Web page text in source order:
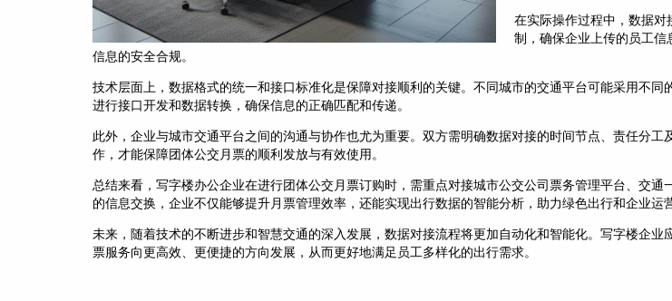
在实际操作过程中，数据
制，确保企业上传的员工信
信息的安全合规。
技术层面上，数据格式的统一和接口标准化是保障对接顺利的关键。不同城市的交通平台可能采用不
进行接口开发和数据转换，确保信息的正确匹配和传递。
此外，企业与城市交通平台之间的沟通与协作也尤为重要。双方需明确数据对接的时间节点、责任分
作，才能保障团体公交月票的顺利发放与有效使用。
总结来看，写字楼办公企业在进行团体公交月票订购时，需重点对接城市公交公司票务管理平台、交
的信息交换，企业不仅能够提升月票管理效率，还能实现出行数据的智能分析，助力绿色出行和企业运
未来，随着技术的不断进步和智慧交通的深入发展，数据对接流程将更加自动化和智能化。写字楼企
票服务向更高效、更便捷的方向发展，从而更好地满足员工多样化的出行需求。